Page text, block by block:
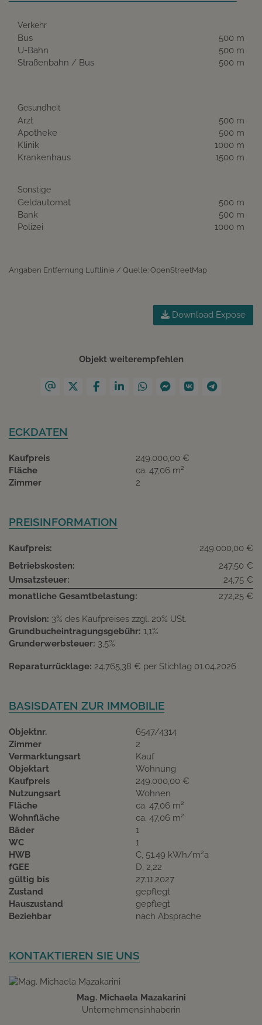
Verkehr
Bus
500 m
U-Bahn
500 m
Straßenbahn / Bus
500 m
Gesundheit
Arzt
500 m
Apotheke
500 m
Klinik
1000 m
Krankenhaus
1500 m
Sonstige
Geldautomat
500 m
Bank
500 m
Polizei
1000 m
Angaben Entfernung Luftlinie / Quelle: OpenStreetMap
Download Expose
Objekt weiterempfehlen
ECKDATEN
Kaufpreis
249.000,00 €
Fläche
ca. 47,06 m2
Zimmer 2
PREISINFORMATION
Kaufpreis:
249.000,00 €
Betriebskosten:
247,50 €
Umsatzsteuer:
24,75 €
monatliche Gesamtbelastung:
272,25 €
Provision: 3% des Kaufpreises zzgl. 20% USt.
Grundbucheintragungsgebühr: 1,1%
Grunderwerbsteuer: 3,5%
Reparaturrücklage: 24.765,38 € per Stichtag 01.04.2026
BASISDATEN ZUR IMMOBILIE
Objektnr.
6547/4314
Zimmer
2
Vermarktungsart
Kauf
Objektart
Wohnung
Kaufpreis
249.000,00 €
Nutzungsart
Wohnen
Fläche
ca. 47,06 m2
Wohnfläche ca. 47,06 m2
Bäder
1
WC
1
HWB
C, 51.49 kWh/m2a
fGEE
D, 2,22
gültig bis
27.11.2027
Zustand
gepflegt
Hauszustand
gepflegt
Beziehbar
nach Absprache
KONTAKTIEREN SIE UNS
Mag. Michaela Mazakarini
Unternehmensinhaberin